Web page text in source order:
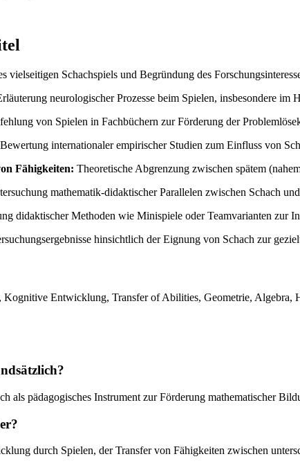
vielseitigen Schachspiels und Begründung des
neurologischer Prozesse beim Spielen, insbesondere
von Spielen in Fachbüchern zur Förderung der
internationaler empirischer Studien zum Einfluss von
Fähigkeiten: Theoretische Abgrenzung zwischen spätem
mathematik-didaktischer Parallelen zwischen Schach
didaktischer Methoden wie Minispiele oder Teamvarianten zur
hinsichtlich der Eignung von Schach zur
Kognitive Entwicklung, Transfer of Abilities, Geometrie,
als pädagogisches Instrument zur Förderung mathematischer
durch Spielen, der Transfer von Fähigkeiten zwischen